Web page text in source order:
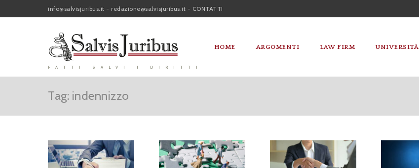
info@salvisjuribus.it - redazione@salvisjuribus.it - CONTATTI
FATTI SALVI I DIRITTI
HOME ARGOMENTI LAW FIRM UNIVERSITÀ
Tag: indennizzo